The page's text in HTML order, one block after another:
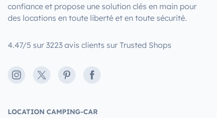
confiance et propose une solution clés en main pour
des locations en toute liberté et en toute sécurité.
4.47/5 sur 3223 avis clients sur Trusted Shops
Instagram
X PinterestFacebook
LOCATION CAMPING-CAR